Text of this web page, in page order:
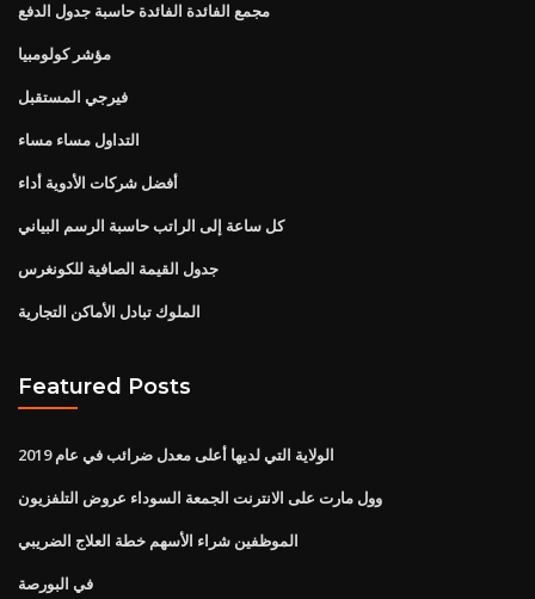
مجمع الفائدة الفائدة حاسبة جدول الدفع
مؤشر كولومبيا
فيرجي المستقبل
التداول مساء مساء
أفضل شركات الأدوية أداء
كل ساعة إلى الراتب حاسبة الرسم البياني
جدول القيمة الصافية للكونغرس
الملوك تبادل الأماكن التجارية
Featured Posts
الولاية التي لديها أعلى معدل ضرائب في عام 2019
وول مارت على الانترنت الجمعة السوداء عروض التلفزيون
الموظفين شراء الأسهم خطة العلاج الضريبي
في البورصة